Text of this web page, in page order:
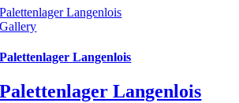
Palettenlager Langenlois
Gallery
Palettenlager Langenlois
Palettenlager Langenlois